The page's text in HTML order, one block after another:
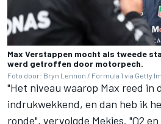
Max Verstappen mocht als tweede
werd getroffen door motorpech.
Foto door: Bryn Lennon / Formula 1 via Getty
"Het niveau waarop Max reed in
indrukwekkend, en dan heb ik
ronde", vervolgde Mekies. "Q2